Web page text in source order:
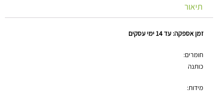
תיאור
זמן אספקה: עד 14 ימי עסקים
חומרים:
כותנה
מידות: